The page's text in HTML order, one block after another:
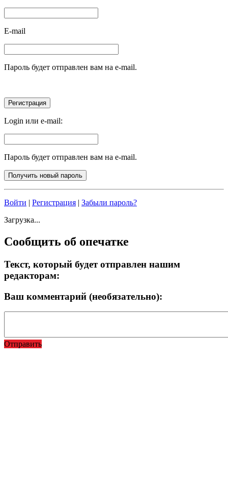
E-mail
Пароль будет отправлен вам на e-mail.
Login или e-mail:
Пароль будет отправлен вам на e-mail.
Войти | Регистрация | Забыли пароль?
Загрузка...
Сообщить об опечатке
Текст, который будет отправлен нашим
редакторам:
Ваш комментарий (необязательно):
Отправить